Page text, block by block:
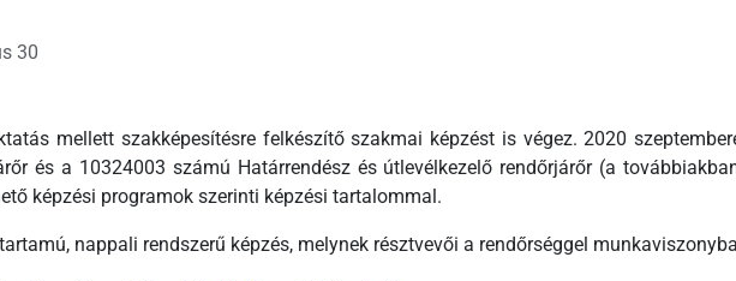
30
mellett szakképesítésre felkészítő szakmai képzést is végez. 2020
és a 10324003 számú Határrendész és útlevélkezelő rendőrjárőr (a
képzési programok szerinti képzési tartalommal.
nappali rendszerű képzés, melynek résztvevői a rendőrséggel